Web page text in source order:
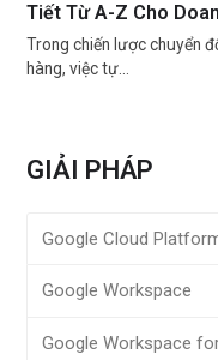
Tiết Từ A-Z Cho
Trong chiến lược chuyển
hàng, việc tự…
GIẢI PHÁP
Google Cloud
Google Workspace
Google Workspace